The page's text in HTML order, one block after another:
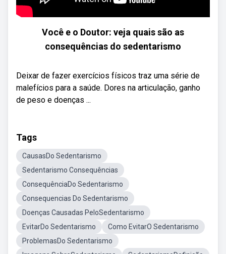
Você e o Doutor: veja quais são as
consequências do sedentarismo
Deixar de fazer exercícios físicos traz uma série de
malefícios para a saúde. Dores na articulação, ganho
de peso e doenças ...
Tags
CausasDo Sedentarismo
Sedentarismo Consequências
ConsequênciaDo Sedentarismo
Consequencias Do Sedentarismo
Doenças Causadas PeloSedentarismo
EvitarDo Sedentarismo
Como EvitarO Sedentarismo
ProblemasDo Sedentarismo